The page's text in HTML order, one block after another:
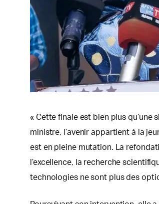
« Cette finale est bien plus
ministre, l’avenir appartient à la
est en pleine mutation. La
l’excellence, la recherche
technologies ne sont plus des